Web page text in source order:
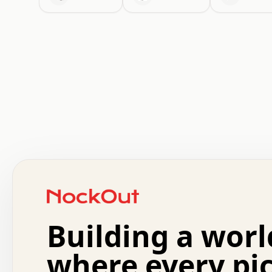
.   +   .   .   o   .   .   .   .   .   .   :   .
.   .   .   o   .   .   .   .   .   .   .   .   x   .
.   .   .   .   +   .   .   .   .   .   .   .   +
.   :   .   .   .   .   .   .   .   .   o   .   .
.   .   .   x   .   .   .   .   .   .   :   .   .   o
Building a